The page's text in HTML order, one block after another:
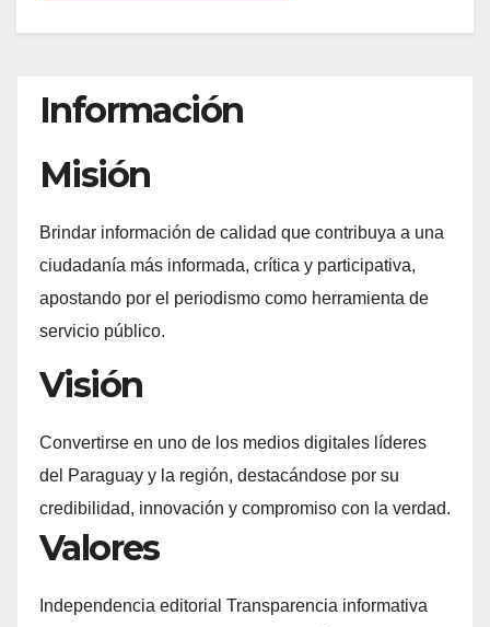
Información
Misión
Brindar información de calidad que contribuya a una
ciudadanía más informada, crítica y participativa,
apostando por el periodismo como herramienta de
servicio público.
Visión
Convertirse en uno de los medios digitales líderes
del Paraguay y la región, destacándose por su
credibilidad, innovación y compromiso con la verdad.
Valores
Independencia editorial Transparencia informativa